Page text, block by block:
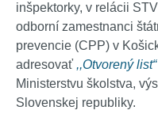
inšpektorky, v relácii
odborní zamestnanci
prevencie (CPP) v
adresovať ,,Otvorený list“
Ministerstvu školstva,
Slovenskej republiky.